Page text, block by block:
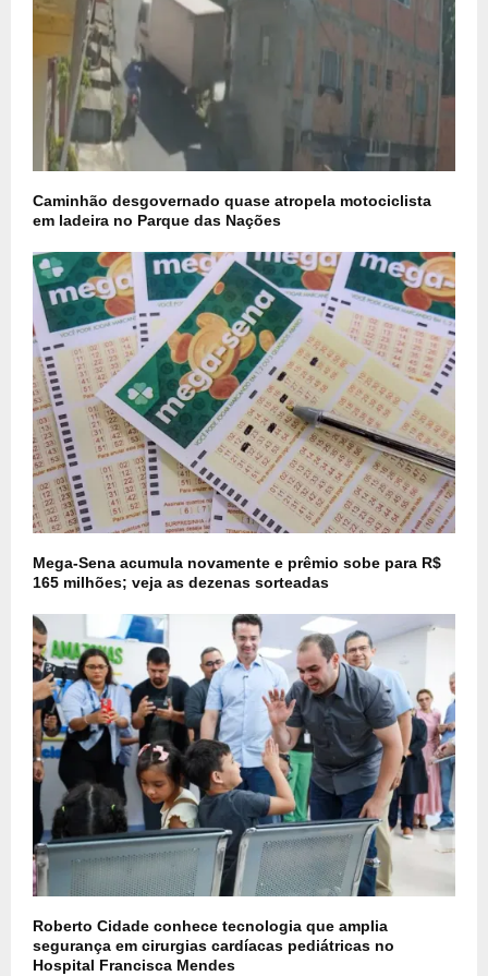
Caminhão desgovernado quase atropela motociclista
em ladeira no Parque das Nações
Mega-Sena acumula novamente e prêmio sobe para R$
165 milhões; veja as dezenas sorteadas
Roberto Cidade conhece tecnologia que amplia
segurança em cirurgias cardíacas pediátricas no
Hospital Francisca Mendes